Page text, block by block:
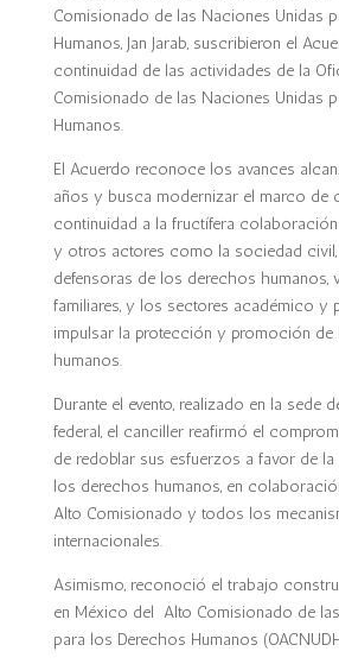
Comisionado de las Naciones Unidas
Humanos, Jan Jarab, suscribieron el
continuidad de las actividades de la
Comisionado de las Naciones Unidas
Humanos.
El Acuerdo reconoce los avances
años y busca modernizar el marco de
continuidad a la fructífera colaboración
y otros actores como la sociedad
defensoras de los derechos humanos,
familiares, y los sectores académico y
impulsar la protección y promoción
humanos.
Durante el evento, realizado en la sede
federal, el canciller reafirmó el
de redoblar sus esfuerzos a favor de la
los derechos humanos, en
Alto Comisionado y todos los
internacionales.
Asimismo, reconoció el trabajo
en México del Alto Comisionado de
para los Derechos Humanos